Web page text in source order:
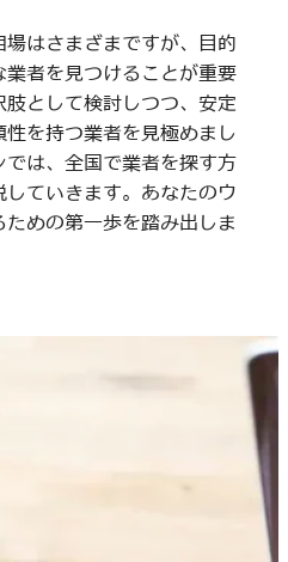
はさまざまですが、目的
者を見つけることが重要
として検討しつつ、安定
性を持つ業者を見極めまし
では、全国で業者を探す方
ていきます。あなたのウ
ための第一歩を踏み出しま